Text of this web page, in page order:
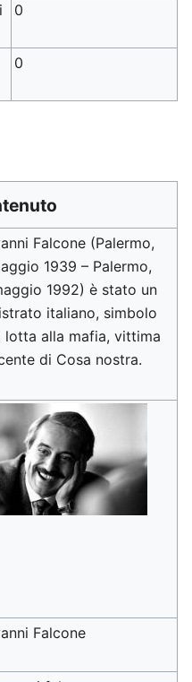
0
0
Falcone (Palermo,
1939 – Palermo,
1992) è stato un
italiano, simbolo
lotta alla mafia, vittima
di Cosa nostra.
Falcone